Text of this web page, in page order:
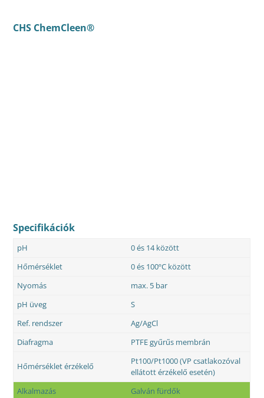
CHS ChemCleen®
Specifikációk
pH
0 és 14 között
Hőmérséklet
0 és 100ºC között
Nyomás
max. 5 bar
pH üveg
S
Ref. rendszer
Ag/AgCl
Diafragma
PTFE gyűrűs membrán
Hőmérséklet érzékelő
Pt100/Pt1000 (VP csatlakozóval
ellátott érzékelő esetén)
Alkalmazás
Galván fürdők